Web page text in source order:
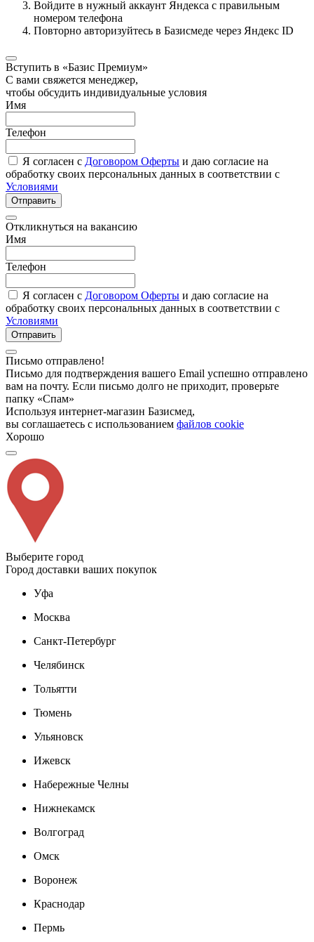
Войдите в нужный аккаунт Яндекса с правильным
номером телефона
Повторно авторизуйтесь в Базисмеде через Яндекс ID
Вступить в «Базис Премиум»
С вами свяжется менеджер,
чтобы обсудить индивидуальные условия
Имя
Телефон
Я согласен с Договором Оферты и даю согласие на
обработку своих персональных данных в соответствии с
Условиями
Отправить
Откликнуться на вакансию
Имя
Телефон
Я согласен с Договором Оферты и даю согласие на
обработку своих персональных данных в соответствии с
Условиями
Отправить
Письмо отправлено!
Письмо для подтверждения вашего Email успешно отправлено
вам на почту. Если письмо долго не приходит, проверьте
папку «Спам»
Используя интернет-магазин Базисмед,
вы соглашаетесь с использованием файлов cookie
Хорошо
Выберите город
Город доставки ваших покупок
Уфа
Москва
Санкт-Петербург
Челябинск
Тольятти
Тюмень
Ульяновск
Ижевск
Набережные Челны
Нижнекамск
Волгоград
Омск
Воронеж
Краснодар
Пермь